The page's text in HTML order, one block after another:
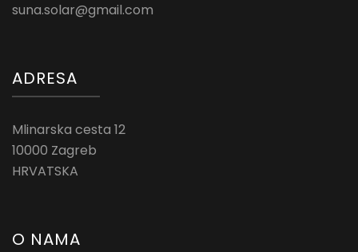
suna.solar@gmail.com
ADRESA
Mlinarska cesta 12
10000 Zagreb
HRVATSKA
O NAMA